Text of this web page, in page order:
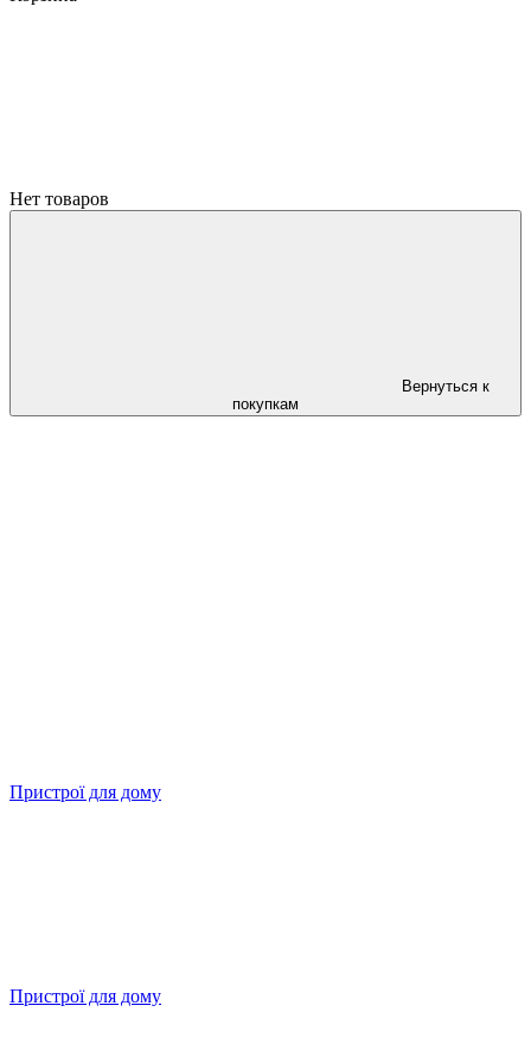
Нет товаров
Вернуться к
покупкам
Пристрої для дому
Пристрої для дому